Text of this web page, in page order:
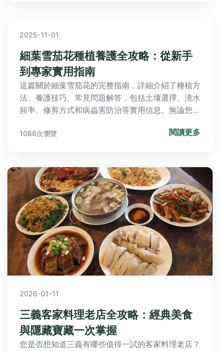
2025-11-01
細葉雪茄花種植養護全攻略：從新手
到專家實用指南
這篇關於細葉雪茄花的完整指南，詳細介紹了種植方
法、養護技巧、常見問題解答，包括土壤選擇、澆水
頻率、修剪方式和病蟲害防治等實用信息。無論您是
助您輕鬆培育出健康美麗的細葉雪茄花。文章還分享
1088次瀏覽 閱讀更多
2026-01-11
三義客家料理老店全攻略：經典美食
與隱藏寶藏一次掌握
您是否想知道三義有哪些值得一試的客家料理老店？